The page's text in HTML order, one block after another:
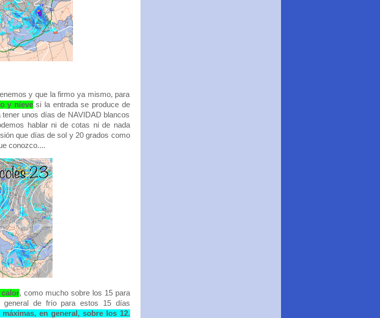
y que la firmo ya mismo, para
y nievesi la entrada se produce de
unos días de NAVIDAD blancos
hablar ni de cotas ni de nada
que días de sol y 20 grados como
conozco....
calor, como mucho sobre los 15 para
general de frío para estos 15 días
en general, sobre los 12.